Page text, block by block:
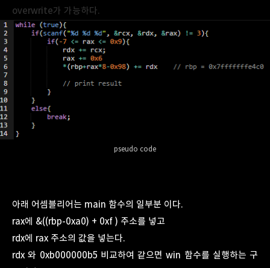
overwrite가 가능하다.
pseudo code
아래 어셈블리어는 main 함수의 일부분 이다.
rax에 &((rbp-0xa0) + 0xf ) 주소를 넣고
rdx에 rax 주소의 값을 넣는다.
rdx 와 0xb000000b5 비교하여 같으면 win 함수를 실행하는 구